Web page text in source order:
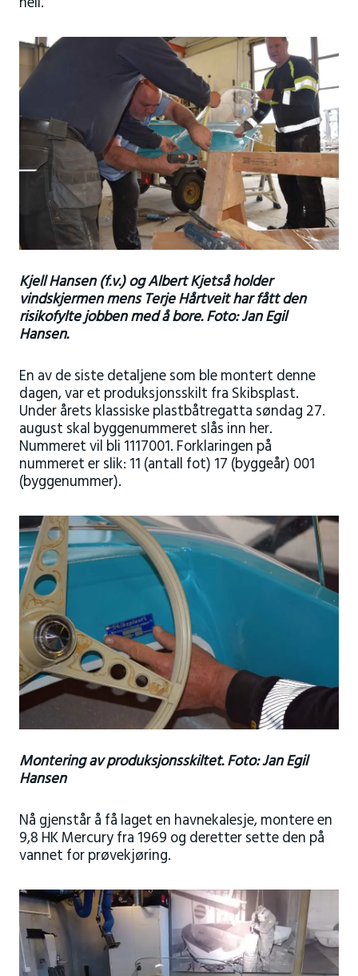
Kjell Hansen (f.v.) og Albert Kjetså holder
vindskjermen mens Terje Hårtveit har fått den
risikofylte jobben med å bore. Foto: Jan Egil
Hansen.
En av de siste detaljene som ble montert denne
dagen, var et produksjonsskilt fra Skibsplast.
Under årets klassiske plastbåtregatta søndag 27.
august skal byggenummeret slås inn her.
Nummeret vil bli 1117001. Forklaringen på
nummeret er slik: 11 (antall fot) 17 (byggeår) 001
(byggenummer).
Montering av produksjonsskiltet. Foto: Jan Egil
Hansen
Nå gjenstår å få laget en havnekalesje, montere en
9,8 HK Mercury fra 1969 og deretter sette den på
vannet for prøvekjøring.